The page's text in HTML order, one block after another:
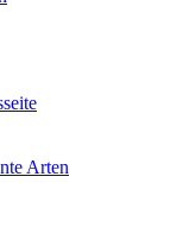
Arten